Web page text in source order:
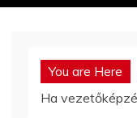
You are Here
Ha